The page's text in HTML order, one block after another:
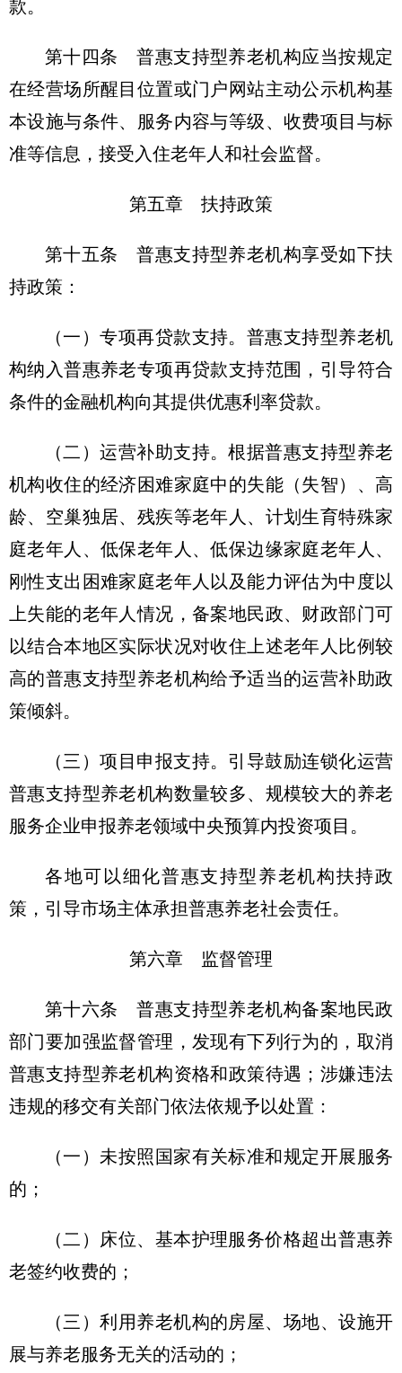
款。
第十四条 普惠支持型养老机构应当按规定
在经营场所醒目位置或门户网站主动公示机构基
本设施与条件、服务内容与等级、收费项目与标
准等信息，接受入住老年人和社会监督。
第五章 扶持政策
第十五条 普惠支持型养老机构享受如下扶
持政策：
（一）专项再贷款支持。普惠支持型养老机
构纳入普惠养老专项再贷款支持范围，引导符合
条件的金融机构向其提供优惠利率贷款。
（二）运营补助支持。根据普惠支持型养老
机构收住的经济困难家庭中的失能（失智）、高
龄、空巢独居、残疾等老年人、计划生育特殊家
庭老年人、低保老年人、低保边缘家庭老年人、
刚性支出困难家庭老年人以及能力评估为中度以
上失能的老年人情况，备案地民政、财政部门可
以结合本地区实际状况对收住上述老年人比例较
高的普惠支持型养老机构给予适当的运营补助政
策倾斜。
（三）项目申报支持。引导鼓励连锁化运营
普惠支持型养老机构数量较多、规模较大的养老
服务企业申报养老领域中央预算内投资项目。
各地可以细化普惠支持型养老机构扶持政
策，引导市场主体承担普惠养老社会责任。
第六章 监督管理
第十六条 普惠支持型养老机构备案地民政
部门要加强监督管理，发现有下列行为的，取消
普惠支持型养老机构资格和政策待遇；涉嫌违法
违规的移交有关部门依法依规予以处置：
（一）未按照国家有关标准和规定开展服务
的；
（二）床位、基本护理服务价格超出普惠养
老签约收费的；
（三）利用养老机构的房屋、场地、设施开
展与养老服务无关的活动的；